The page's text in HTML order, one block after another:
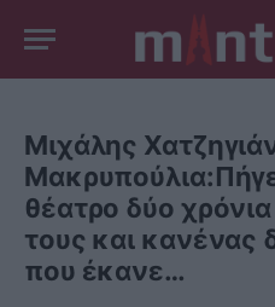
Μιχάλης
θέατρο δύο
τους και κανένας
που έκανε…